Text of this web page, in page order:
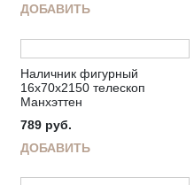
ДОБАВИТЬ
Наличник фигурный
16х70х2150 телескоп
Манхэттен
789 руб.
ДОБАВИТЬ